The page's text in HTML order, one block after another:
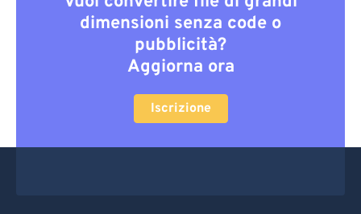
dimensioni senza code o
pubblicità?
Aggiorna ora
Iscrizione